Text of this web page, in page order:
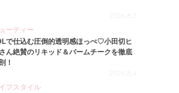
2026.8.5
ーティー
で仕込む圧倒的透明感ほっぺ♡小田切ヒ
ん絶賛のリキッド＆バームチークを徹底
！
2026.8.4
フスタイル